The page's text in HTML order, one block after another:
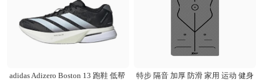
adidas Adizero Boston 13 跑鞋 低帮
特步 隔音 加厚 防滑 家用 运动 健身